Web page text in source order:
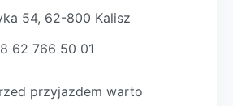
54, 62-800 Kalisz
62 766 50 01
przyjazdem warto